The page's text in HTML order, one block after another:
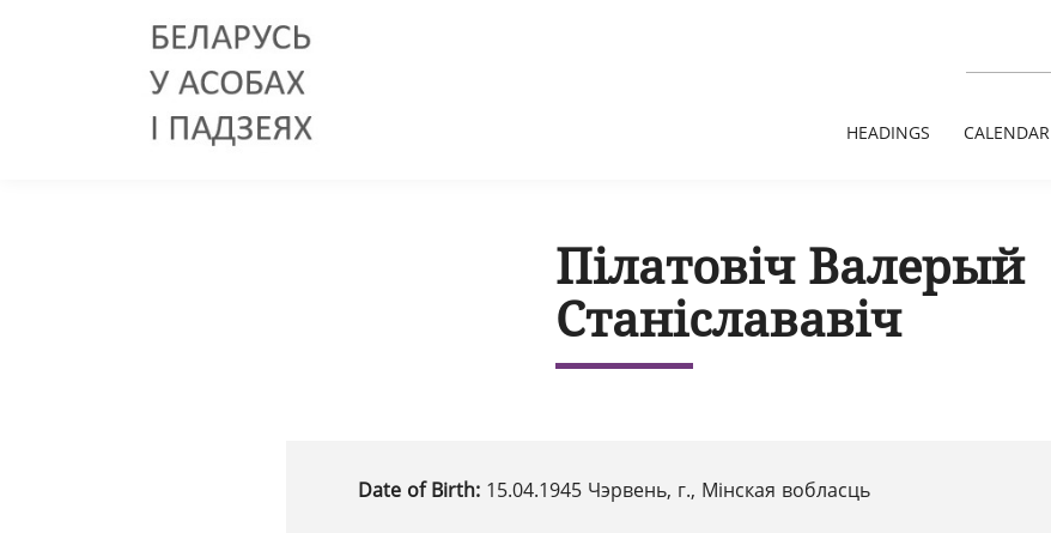
HEADINGS CALENDAR
Пілатовіч Валерый
Станіслававіч
Date of Birth: 15.04.1945 Чэрвень, г., Мінская вобласць